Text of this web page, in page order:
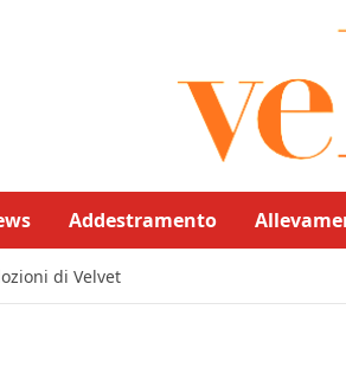
Addestramento
di Velvet